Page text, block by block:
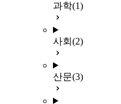
과학(1)
사회 (2)
산문(3)